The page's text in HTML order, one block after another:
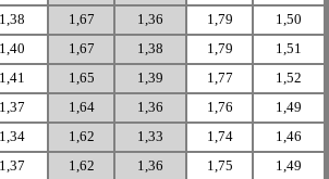
1,38 1,67 1,36 1,79
1,50
1,40 1,67 1,38 1,79
1,51
1,41 1,65 1,39 1,77
1,52
1,37 1,64 1,36 1,76
1,49
1,34 1,62 1,33 1,74
1,46
1,37 1,62 1,36 1,75
1,49